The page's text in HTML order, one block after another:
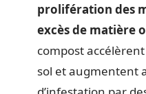
prolifération des
excès de matière
compost
sol et augmentent